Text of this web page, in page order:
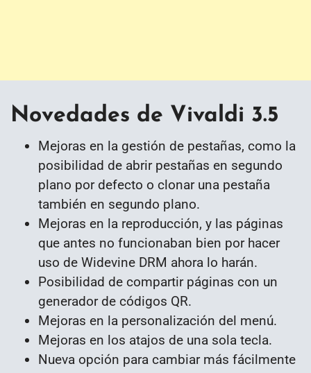
Novedades de Vivaldi 3.5
Mejoras en la gestión de pestañas, como la
posibilidad de abrir pestañas en segundo
plano por defecto o clonar una pestaña
también en segundo plano.
Mejoras en la reproducción, y las páginas
que antes no funcionaban bien por hacer
uso de Widevine DRM ahora lo harán.
Posibilidad de compartir páginas con un
generador de códigos QR.
Mejoras en la personalización del menú.
Mejoras en los atajos de una sola tecla.
Nueva opción para cambiar más fácilmente